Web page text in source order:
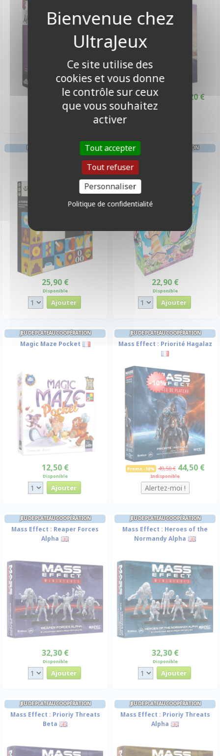
25,90 €
Disponible
Promo -10% 26,90 € 24,20 €
Disponible
MÉMOIRE COOPÉRATION
25,90 €
Disponible
JEU DE CARTES COOPÉRATION
22,90 €
Disponible
JEU DE PLATEAU COOPÉRATION
Magic Maze Pocket
12,50 €
Disponible
JEU DE PLATEAU COOPÉRATION
Mass Effect : Priorité Hagalaz
-10%
Promo -10% 49,50 € 44,50 €
Indisponible
JEU DE PLATEAU COOPÉRATION
Mass Effect : Reaper Forces
Alpha
32,30 €
Disponible
JEU DE PLATEAU COOPÉRATION
Mass Effect : Heroes of the
Normandy Alpha
32,30 €
Disponible
JEU DE PLATEAU COOPÉRATION
Mass Effect : Prioriy Threats
Beta
JEU DE PLATEAU COOPÉRATION
Mass Effect : Prioriy Threats
Alpha
Ce site utilise des
cookies et vous donne
le contrôle sur ceux
que vous souhaitez
activer
Tout accepter
Tout refuser
Personnaliser
Politique de confidentialité